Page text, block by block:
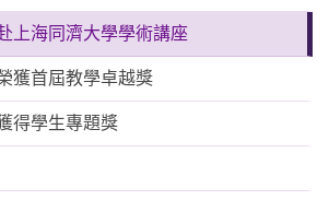
上海同濟大學學術講座
獲首屆教學卓越獎
得學生專題獎